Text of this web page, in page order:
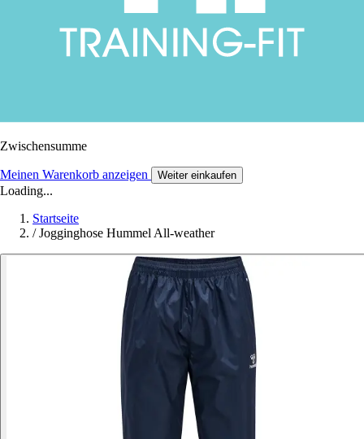
Zwischensumme
Meinen Warenkorb anzeigen Weiter einkaufen
Loading...
Startseite
/ Jogginghose Hummel All-weather